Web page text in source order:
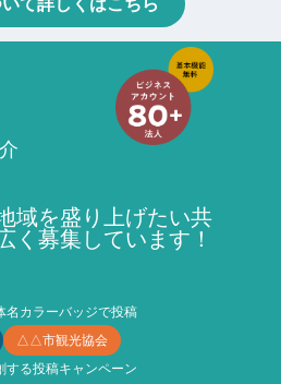
域を盛り上げたい共
く募集しています！
カラーバッジで投稿
△△市観光協会
る投稿キャンペーン